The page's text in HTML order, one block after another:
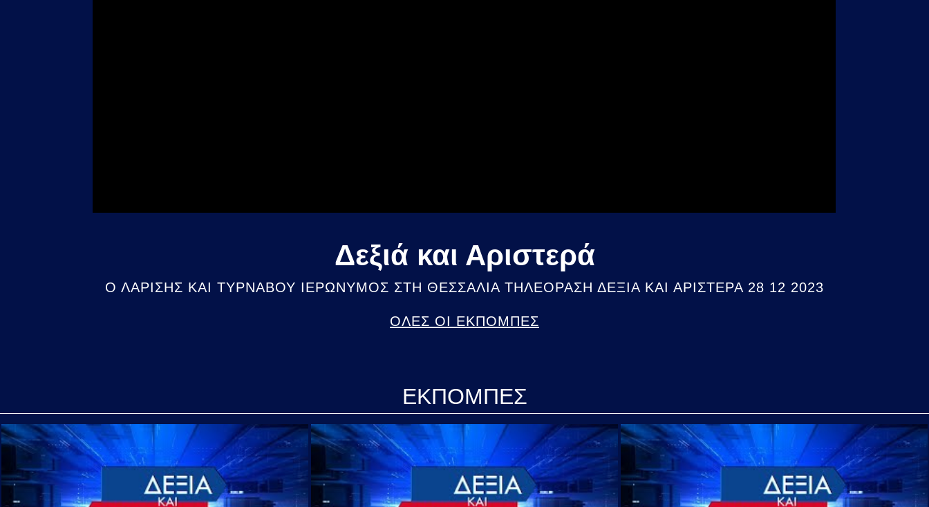
Δεξιά και Αριστερά
Ο ΛΑΡΙΣΗΣ ΚΑΙ ΤΥΡΝΑΒΟΥ ΙΕΡΩΝΥΜΟΣ ΣΤΗ ΘΕΣΣΑΛΙΑ ΤΗΛΕΟΡΑΣΗ ΔΕΞΙΑ ΚΑΙ ΑΡΙΣΤΕΡΑ 28 12 2023
ΟΛΕΣ ΟΙ ΕΚΠΟΜΠΕΣ
ΕΚΠΟΜΠΕΣ